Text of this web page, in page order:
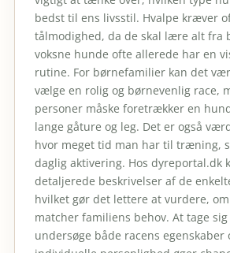
bedst til ens livsstil. Hvalpe kræver
tålmodighed, da de skal lære alt fra
voksne hunde ofte allerede har en
rutine. For børnefamilier kan det
vælge en rolig og børnevenlig race,
personer måske foretrækker en
lange gåture og leg. Det er også
hvor meget tid man har til træning,
daglig aktivering. Hos dyreportal.dk
detaljerede beskrivelser af de
hvilket gør det lettere at vurdere,
matcher familiens behov. At tage
undersøge både racens egenskaber